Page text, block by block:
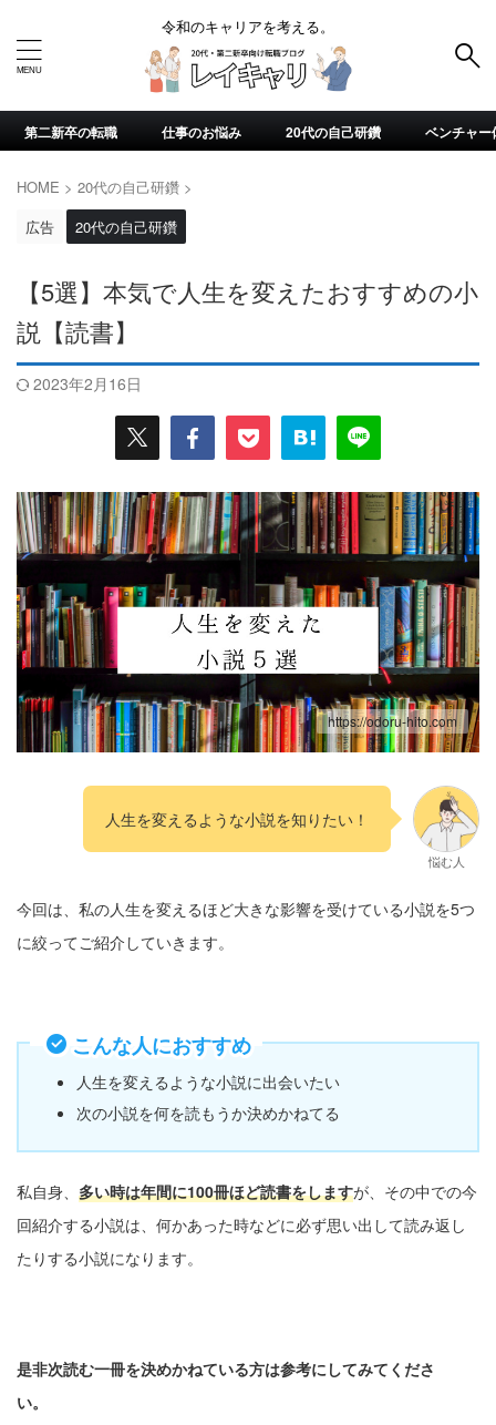
令和のキャリアを考える。
第二新卒の転職 仕事のお悩み 20代の自己研鑽 ベンチャー
HOME > 20代の自己研鑽 >
広告
20代の自己研鑽
【5選】本気で人生を変えたおすすめの小
説【読書】
2023年2月16日
https://odoru-hito.com
人生を変えるような小説を知りたい！
悩む人
今回は、私の人生を変えるほど大きな影響を受けている小説を5つ
に絞ってご紹介していきます。
こんな人におすすめ
人生を変えるような小説に出会いたい
次の小説を何を読もうか決めかねてる
私自身、 多い時は年間に100冊ほど読書をしますが、その中での今
回紹介する小説は、何かあった時などに必ず思い出して読み返し
たりする小説になります。
是非次読む一冊を決めかねている方は参考にしてみてくださ
い。